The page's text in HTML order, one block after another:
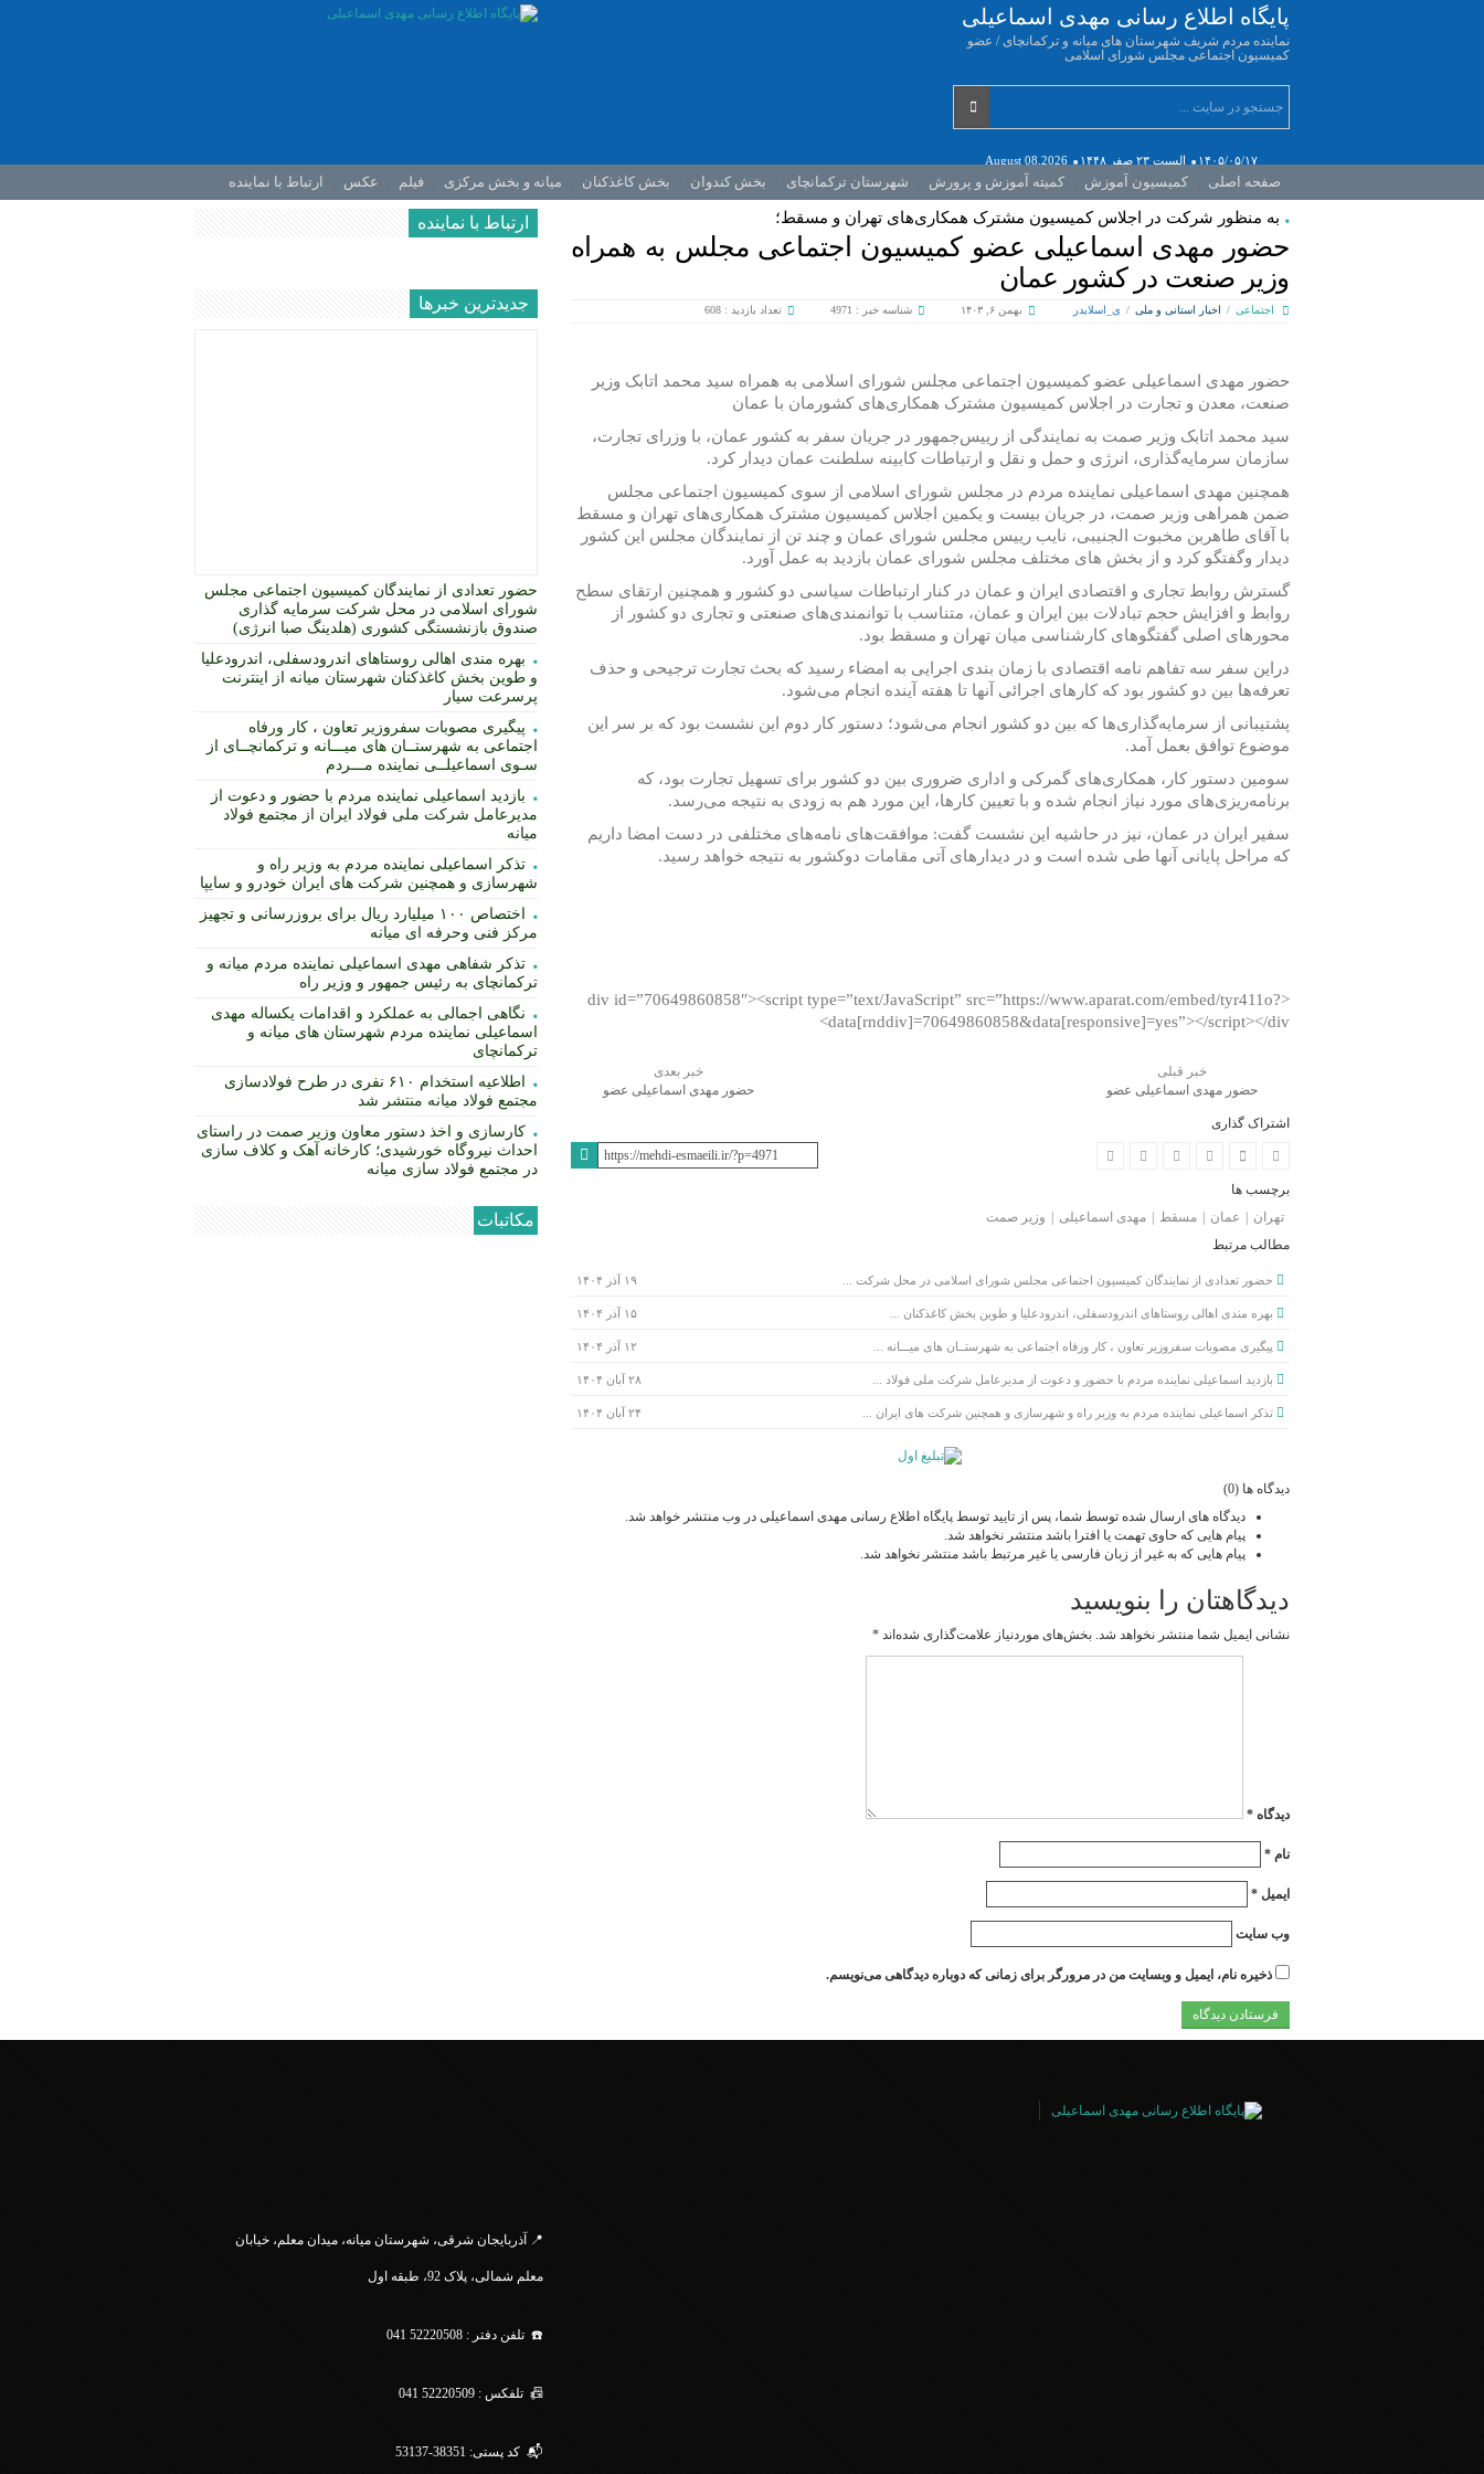
پایگاه اطلاع رسانی مهدی اسماعیلی
نماینده مردم شریف شهرستان های میانه و ترکمانچای / عضو
کمیسیون اجتماعی مجلس شورای اسلامی
۱۴۰۵/۰۵/۱۷ السبت ۲۳ صفر ۱۴۴۸ August 08,2026
صفحه اصلی کمیسیون آموزش کمیته آموزش و پرورش شهرستان ترکمانچای بخش کندوان بخش کاغذکنان میانه و بخش مرکزی فیلم عکس ارتباط با نماینده
به منظور شرکت در اجلاس کمیسیون مشترک همکاری‌های تهران و مسقط؛
حضور مهدی اسماعیلی عضو کمیسیون اجتماعی مجلس به همراه
وزیر صنعت در کشور عمان
اجتماعی / اخبار استانی و ملی / ی_اسلایدر بهمن ۶, ۱۴۰۳ شناسه خبر : 4971 تعداد بازدید : 608
حضور مهدی اسماعیلی عضو کمیسیون اجتماعی مجلس شورای اسلامی به همراه سید محمد اتابک وزیر
صنعت، معدن و تجارت در اجلاس کمیسیون مشترک همکاری‌های کشورمان با عمان
سید‌ محمد اتابک وزیر صمت به نمایندگی از رییس‌جمهور در جریان سفر به کشور عمان، با وزرای تجارت،
سازمان سرمایه‌گذاری، انرژی و حمل و نقل و ارتباطات کابینه سلطنت عمان دیدار کرد.
همچنین مهدی اسماعیلی نماینده مردم در مجلس شورای اسلامی از سوی کمیسیون اجتماعی مجلس
ضمن همراهی وزیر صمت، در جریان بیست و یکمین اجلاس کمیسیون مشترک همکاری‌های تهران و مسقط
با آقای طاهربن مخبوت الجنیبی، نایب رییس مجلس شورای عمان و چند تن از نمایندگان مجلس این کشور
دیدار وگفتگو کرد و از بخش های مختلف مجلس شورای عمان بازدید به عمل آورد.
گسترش روابط تجاری و اقتصادی ایران و عمان در کنار ارتباطات سیاسی دو کشور و همچنین ارتقای سطح
روابط و افزایش حجم تبادلات بین ایران و عمان، متناسب با توانمندی‌های صنعتی و تجاری دو کشور از
محورهای اصلی گفتگوهای کارشناسی میان تهران و مسقط بود.
دراین سفر سه تفاهم نامه اقتصادی با زمان بندی اجرایی به امضاء رسید که بحث تجارت ترجیحی و حذف
تعرفه‌ها بین دو کشور بود که کارهای اجرائی آنها تا هفته آینده انجام می‌شود.
پشتیبانی از سرمایه‌گذاری‌ها که بین دو کشور انجام می‌شود؛ دستور کار دوم این نشست بود که بر سر این
موضوع توافق بعمل آمد.
سومین دستور کار، همکاری‌های گمرکی و اداری ضروری بین دو کشور برای تسهیل تجارت بود، که
برنامه‌ریزی‌های مورد نیاز انجام شده و با تعیین کارها، این مورد هم به زودی به نتیجه می‌رسد.
سفیر ایران در عمان، نیز در حاشیه این نشست گفت: موافقت‌های نامه‌های مختلفی در دست امضا داریم
که مراحل پایانی آنها طی شده است و در دیدارهای آتی مقامات دوکشور به نتیجه خواهد رسید.
<div id=”70649860858″><script type=”text/JavaScript” src=”https://www.aparat.com/embed/tyr411o?
data[rnddiv]=70649860858&data[responsive]=yes”></script></div>
خبر قبلی
حضور مهدی اسماعیلی عضو
وزیر صنعت در کشور عمان
خبر بعدی
حضور مهدی اسماعیلی عضو
اشتراک گذاری
برچسب ها
تهران
عمان مسقط مهدی اسماعیلی
وزیر صمت
مطالب مرتبط
حضور تعدادی از نمایندگان کمیسیون اجتماعی مجلس شورای اسلامی در محل شرکت ... ۱۹ آذر ۱۴۰۴
بهره مندی اهالی روستاهای اندرودسفلی، اندرودعلیا و طوین بخش کاغذکنان ... ۱۵ آذر ۱۴۰۴
پیگیری مصوبات سفروزیر تعاون ، کار ورفاه اجتماعی به شهرستــان های میـــانه ... ۱۲ آذر ۱۴۰۴
بازدید اسماعیلی نماینده مردم با حضور و دعوت از مدیرعامل شرکت ملی فولاد ... ۲۸ آبان ۱۴۰۴
تذکر اسماعیلی نماینده مردم به وزیر راه و شهرسازی و همچنین شرکت های ایران ... ۲۴ آبان ۱۴۰۴
دیدگاه ها (0)
دیدگاه های ارسال شده توسط شما، پس از تایید توسط پایگاه اطلاع رسانی مهدی اسماعیلی در وب منتشر خواهد شد.
پیام هایی که حاوی تهمت یا افترا باشد منتشر نخواهد شد.
پیام هایی که به غیر از زبان فارسی یا غیر مرتبط باشد منتشر نخواهد شد.
دیدگاهتان را بنویسید
نشانی ایمیل شما منتشر نخواهد شد. بخش‌های موردنیاز علامت‌گذاری شده‌اند *
دیدگاه *
نام *
ایمیل *
وب‌ سایت
ذخیره نام، ایمیل و وبسایت من در مرورگر برای زمانی که دوباره دیدگاهی می‌نویسم.
ارتباط با نماینده
جديدترين خبرها
حضور تعدادی از نمایندگان کمیسیون اجتماعی مجلس
شورای اسلامی در محل شرکت سرمایه گذاری
صندوق بازنشستگی کشوری (هلدینگ صبا انرژی)
بهره مندی اهالی روستاهای اندرودسفلی، اندرودعلیا
و طوین بخش کاغذکنان شهرستان میانه از اینترنت
پرسرعت سیار
پیگیری مصوبات سفروزیر تعاون ، کار ورفاه
اجتماعی به شهرستــان های میـــانه و ترکمانچــای از
سـوی اسماعیلــی نماینده مـــردم
بازدید اسماعیلی نماینده مردم با حضور و دعوت از
مدیرعامل شرکت ملی فولاد ایران از مجتمع فولاد
میانه
تذکر اسماعیلی نماینده مردم به وزیر راه و
شهرسازی و همچنین شرکت های ایران خودرو و سایپا
اختصاص ۱۰۰ میلیارد ریال برای بروزرسانی و تجهیز
مرکز فنی وحرفه ای میانه
تذکر شفاهی مهدی اسماعیلی نماینده مردم میانه و
ترکمانچای به رئیس جمهور و وزیر راه
نگاهی اجمالی به عملکرد و اقدامات یکساله مهدی
اسماعیلی نماینده مردم شهرستان های میانه و
ترکمانچای
اطلاعیه استخدام ۶۱۰ نفری در طرح فولادسازی
مجتمع فولاد میانه منتشر شد
کارسازی و اخذ دستور معاون وزیر صمت در راستای
احداث نیروگاه خورشیدی؛ کارخانه آهک و کلاف سازی
در مجتمع فولاد سازی میانه
مکاتبات
📍 آذربایجان شرقی، شهرستان میانه، میدان معلم، خیابان
معلم شمالی، پلاک 92، طبقه اول
☎️ تلفن دفتر : 52220508 041
📠 تلفکس : 52220509 041
📬 کد پستی: 38351-53137